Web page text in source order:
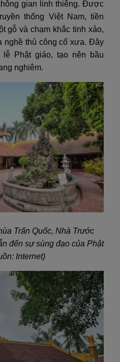
gian linh thiêng. Được
thống Việt Nam, tiền
gỗ và chạm khắc tinh xảo,
nghề thủ công cổ xưa. Đây
Phật giáo, tạo nên bầu
nghiêm.
Trấn Quốc, Nhà Trước
đến sự sùng đạo của Phật
Internet)